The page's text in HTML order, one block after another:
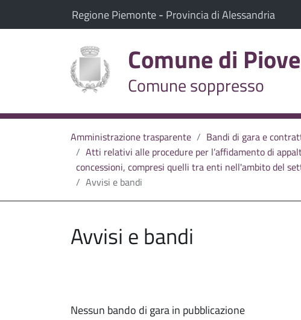
vai al contenuto
vai al menu principaleIl comune di Piovera appartiene a:
Regione Piemonte(Apre il link in una nuova scheda)
- Provincia di Alessandria
Comune di
Comune soppresso
Amministrazione trasparente
Bandi di gara e
Atti relativi alle procedure per l’affidamento di
concessioni, compresi quelli tra enti nell'ambito del
Avvisi e bandi
Avvisi e bandi
Nessun bando di gara in pubblicazione